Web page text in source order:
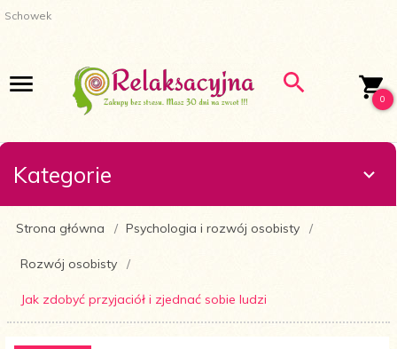
Schowek
0
Kategorie
Strona główna Psychologia i rozwój osobisty
Rozwój osobisty
Jak zdobyć przyjaciół i zjednać sobie ludzi